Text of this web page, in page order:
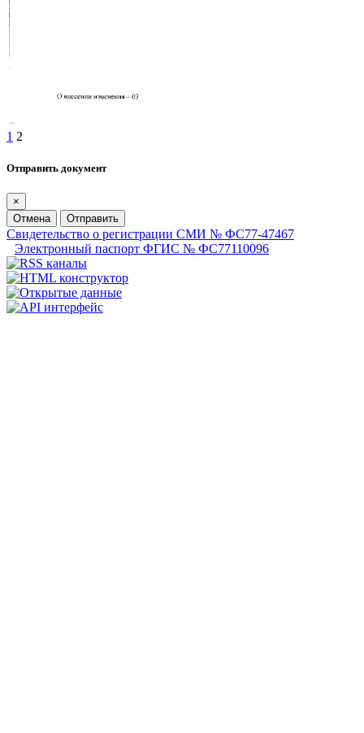
1 2
Отправить документ
×
Отмена
Отправить
Свидетельство о регистрации СМИ № ФС77-47467
Электронный паспорт ФГИС № ФС77110096